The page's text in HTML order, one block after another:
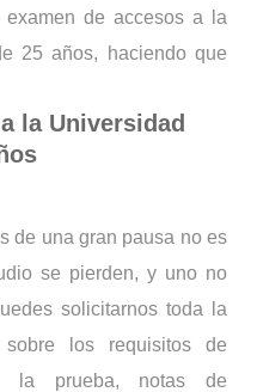
examen de accesos a la
25 años, haciendo que
la Universidad
de una gran pausa no es
se pierden, y uno no
solicitarnos toda la
sobre los requisitos de
la prueba, notas de